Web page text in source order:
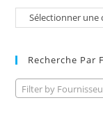
Recherche Par
Filter by